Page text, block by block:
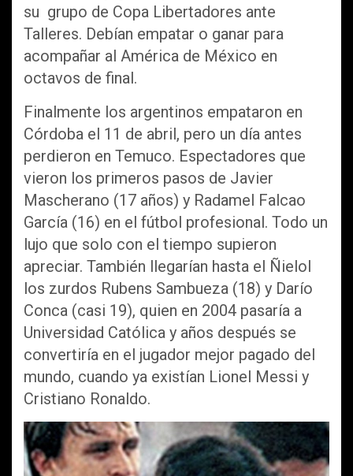
su grupo de Copa Libertadores ante
Talleres. Debían empatar o ganar para
acompañar al América de México en
octavos de final.
Finalmente los argentinos empataron en
Córdoba el 11 de abril, pero un día antes
perdieron en Temuco. Espectadores que
vieron los primeros pasos de Javier
Mascherano (17 años) y Radamel Falcao
García (16) en el fútbol profesional. Todo un
lujo que solo con el tiempo supieron
apreciar. También llegarían hasta el Ñielol
los zurdos Rubens Sambueza (18) y Darío
Conca (casi 19), quien en 2004 pasaría a
Universidad Católica y años después se
convertiría en el jugador mejor pagado del
mundo, cuando ya existían Lionel Messi y
Cristiano Ronaldo.